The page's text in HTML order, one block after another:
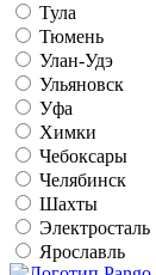
Тула
Тюмень
Улан-Удэ
Ульяновск
Уфа
Химки
Чебоксары
Челябинск
Шахты
Электросталь
Ярославль